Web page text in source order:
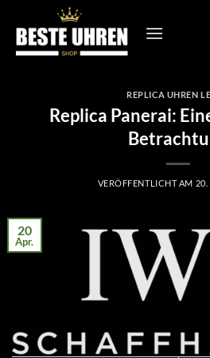
Inhalt
springen
REPLICA UHREN
Replica Panerai:
VERÖFFENTLICHT AM
20
Apr.